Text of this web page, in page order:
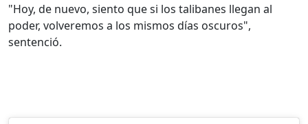
"Hoy, de nuevo, siento que si los talibanes llegan al
poder, volveremos a los mismos días oscuros",
sentenció.